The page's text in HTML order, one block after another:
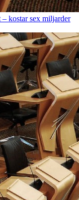
kostar sex miljarder